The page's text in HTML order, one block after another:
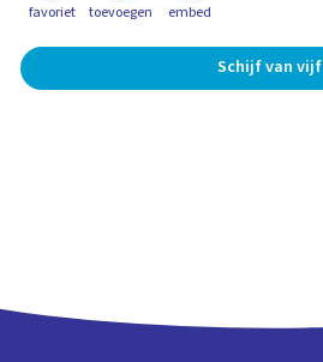
favoriet toevoegen embed
Schijf van vijf